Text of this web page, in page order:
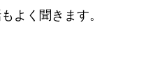
よく聞きます。